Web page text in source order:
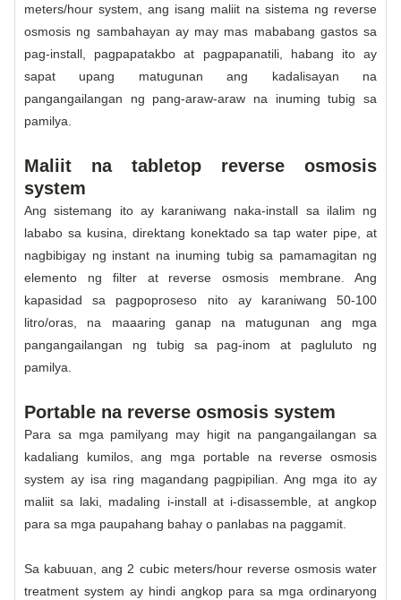
meters/hour system, ang isang maliit na sistema ng reverse
osmosis ng sambahayan ay may mas mababang gastos sa
pag-install, pagpapatakbo at pagpapanatili, habang ito ay
sapat upang matugunan ang kadalisayan na
pangangailangan ng pang-araw-araw na inuming tubig sa
pamilya.
Maliit na tabletop reverse osmosis
system
Ang sistemang ito ay karaniwang naka-install sa ilalim ng
lababo sa kusina, direktang konektado sa tap water pipe, at
nagbibigay ng instant na inuming tubig sa pamamagitan ng
elemento ng filter at reverse osmosis membrane. Ang
kapasidad sa pagpoproseso nito ay karaniwang 50-100
litro/oras, na maaaring ganap na matugunan ang mga
pangangailangan ng tubig sa pag-inom at pagluluto ng
pamilya.
Portable na reverse osmosis system
Para sa mga pamilyang may higit na pangangailangan sa
kadaliang kumilos, ang mga portable na reverse osmosis
system ay isa ring magandang pagpipilian. Ang mga ito ay
maliit sa laki, madaling i-install at i-disassemble, at angkop
para sa mga paupahang bahay o panlabas na paggamit.
Sa kabuuan, ang 2 cubic meters/hour reverse osmosis water
treatment system ay hindi angkop para sa mga ordinaryong